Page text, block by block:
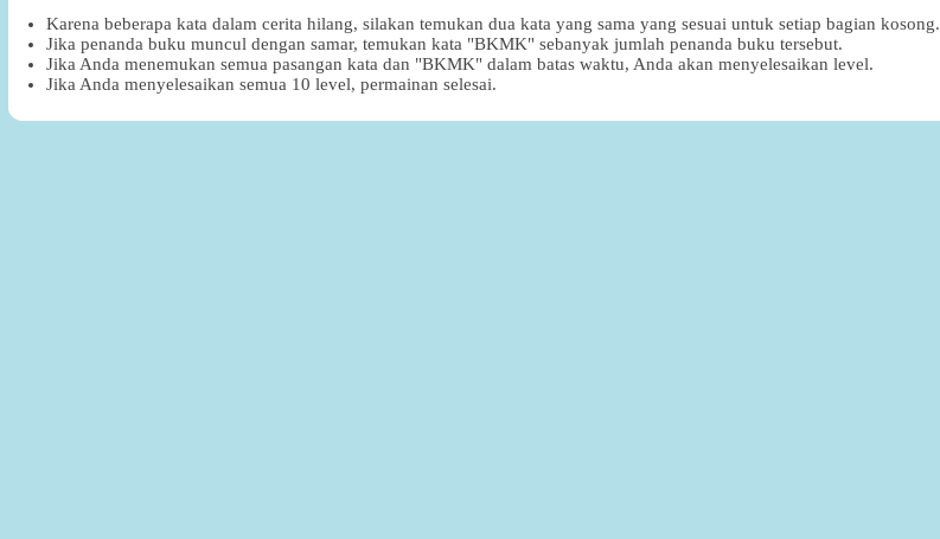
Karena beberapa kata dalam cerita hilang, silakan temukan dua kata yang sama yang sesuai untuk setiap bagian kosong.
Jika penanda buku muncul dengan samar, temukan kata "BKMK" sebanyak jumlah penanda buku tersebut.
Jika Anda menemukan semua pasangan kata dan "BKMK" dalam batas waktu, Anda akan menyelesaikan level.
Jika Anda menyelesaikan semua 10 level, permainan selesai.